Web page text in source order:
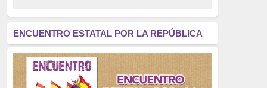
América Latina
(305)
Exhumación
(304)
Golpe de Estado
(304)
ENCUENTRO ESTATAL POR LA REPÚBLICA